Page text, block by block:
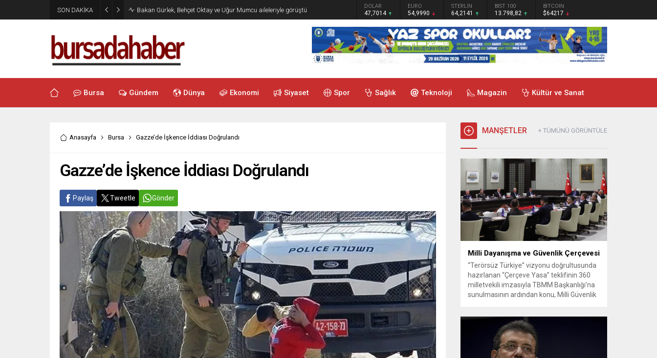
SON DAKİKA Bakan Gürlek, Behçet Oktay ve Uğur Mumcu aileleriyle görüştü DOLAR
47,7014
EURO
54,9990
STERLİN
64,2141
BIST 100
13.798,82
BITCOIN
$64217
Bursa Gündem Dünya Ekonomi Siyaset Spor Sağlık Teknoloji Magazin Kültür ve Sanat
Anasayfa Bursa Gazze’de İşkence İddiası Doğrulandı
Gazze’de İşkence İddiası Doğrulandı
Paylaş Tweetle Gönder
MANŞETLER + TÜMÜNÜ GÖRÜNTÜLE
Milli Dayanışma ve Güvenlik Çerçevesi
“Terörsüz Türkiye” vizyonu doğrultusunda
hazırlanan “Çerçeve Yasa” teklifinin 360
milletvekili imzasıyla TBMM Başkanlığı’na
sunulmasının ardından konu, Milli Güvenlik
maddelik bildiri, ülke güvenliği ve bölgesel
gelişmelere dair değerlendirmeleri
içermektedir. Yaklaşık 2 saat 15 dakika
süren oturumun sonuç metninde; terörle